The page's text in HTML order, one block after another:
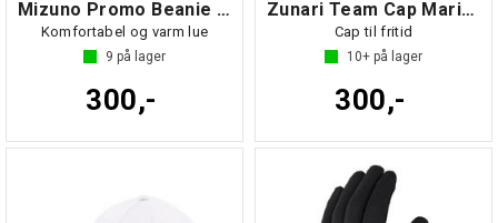
Mizuno Promo Beanie Sort NS
Komfortabel og varm lue
9 på lager
300,-
Zunari Team Cap Marine NS
Cap til fritid
10+ på lager
300,-